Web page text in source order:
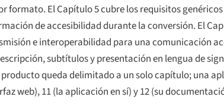
formato. El Capítulo 5 cubre los requisitos
de accesibilidad durante la conversión. El
e interoperabilidad para una comunicación
subtítulos y presentación en lengua de
queda delimitado a un solo capítulo; una
web), 11 (la aplicación en sí) y 12 (su